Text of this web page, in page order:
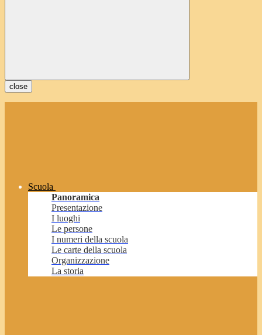
close
Scuola
Panoramica
Presentazione
I luoghi
Le persone
I numeri della scuola
Le carte della scuola
Organizzazione
La storia